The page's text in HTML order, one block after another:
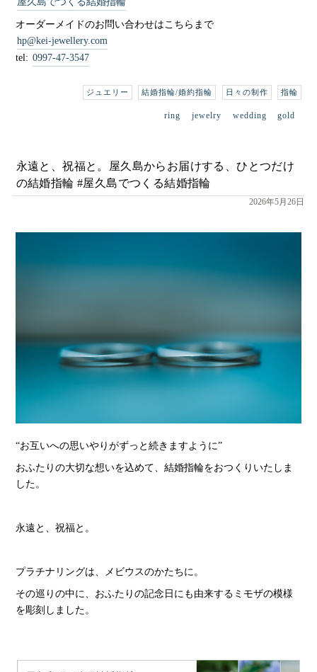
オーダーメイドのお問い合わせはこちらまで
hp@kei-jewellery.com
tel: 0997-47-3547
ジュエリー 結婚指輪/婚約指輪 日々の制作 指輪
ring jewelry wedding gold
永遠と、祝福と。屋久島からお届けする、ひとつだけ
の結婚指輪 #屋久島でつくる結婚指輪
2026年5月26日
“お互いへの思いやりがずっと続きますように”
おふたりの大切な想いを込めて、結婚指輪をおつくりいたしま
した。
永遠と、祝福と。
プラチナリングは、メビウスのかたちに。
その巡りの中に、おふたりの記念日にも由来するミモザの模様
を彫刻しました。